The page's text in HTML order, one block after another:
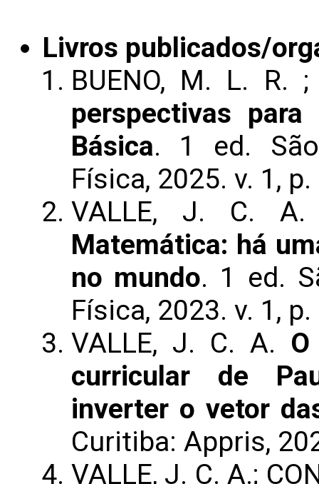
Livros publicados/
BUENO, M. L. R.
perspectivas
Básica. 1 ed.
Física, 2025. v. 1,
VALLE, J. C.
Matemática: há
no mundo. 1 ed.
Física, 2023. v. 1,
VALLE, J. C. A.
curricular de
inverter o vetor
Curitiba: Appris,
VALLE, J. C. A.;